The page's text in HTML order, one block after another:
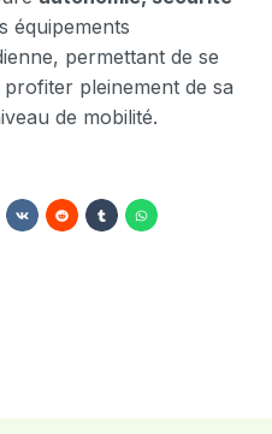
équipements
permettant de se
pleinement de sa
de mobilité.